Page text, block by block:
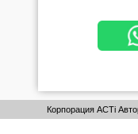
Корпорация ACTi